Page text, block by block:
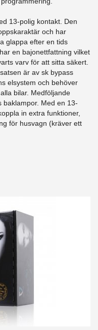
13-polig kontakt. Den
och har
glappa efter en tids
en bajonettfattning vilket
varv för att sitta säkert.
är av sk bypass
elsystem och behöver
bilar. Medföljande
baklampor. Med en 13-
in extra funktioner,
för husvagn (kräver ett